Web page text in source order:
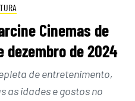
Cinemas de
dezembro de 2024
de entretenimento,
as idades e gostos no